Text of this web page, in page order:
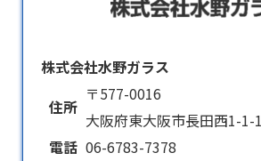
株式会社水野ガラス
住所
〒577-0016
大阪府東大阪市長田西1-1-
電話 06-6783-7378